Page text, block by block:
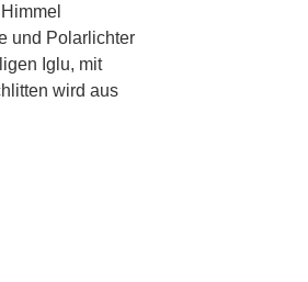
und Polarlichter
Iglu, mit
wird aus